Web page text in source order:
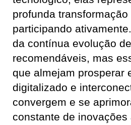
profunda
participando
da contínua evolução
recomendáveis, mas
que almejam prosperar
digitalizado e
convergem e se
constante de